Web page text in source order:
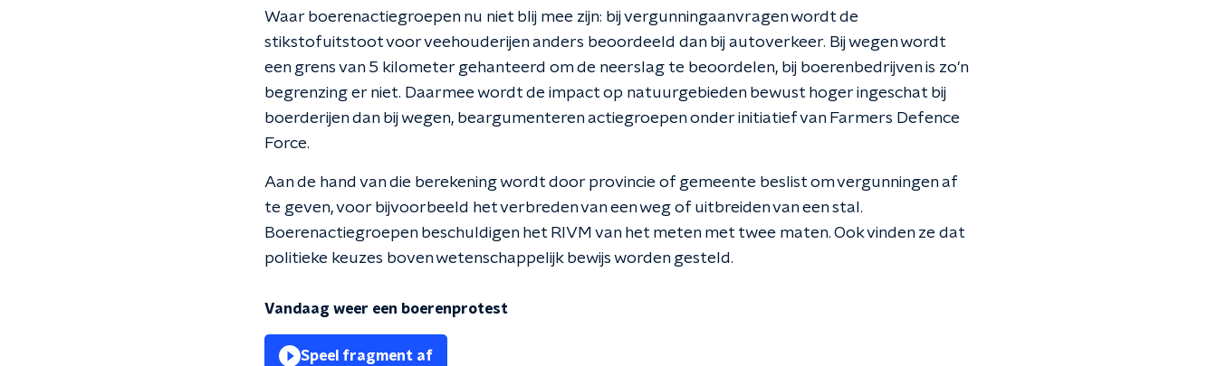
Waar boerenactiegroepen nu niet blij mee zijn: bij vergunningaanvragen wordt de
stikstofuitstoot voor veehouderijen anders beoordeeld dan bij autoverkeer. Bij wegen wordt
een grens van 5 kilometer gehanteerd om de neerslag te beoordelen, bij boerenbedrijven is zo'n
begrenzing er niet. Daarmee wordt de impact op natuurgebieden bewust hoger ingeschat bij
boerderijen dan bij wegen, beargumenteren actiegroepen onder initiatief van Farmers Defence
Force.
Aan de hand van die berekening wordt door provincie of gemeente beslist om vergunningen af
te geven, voor bijvoorbeeld het verbreden van een weg of uitbreiden van een stal.
Boerenactiegroepen beschuldigen het RIVM van het meten met twee maten. Ook vinden ze dat
politieke keuzes boven wetenschappelijk bewijs worden gesteld.
Vandaag weer een boerenprotest
Speel fragment af